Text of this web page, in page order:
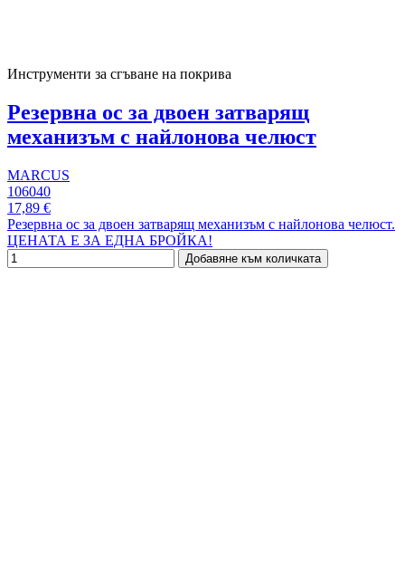
Инструменти за сгъване на покрива
Резервна ос за двоен затварящ
механизъм с найлонова челюст
MARCUS
106040
17,89 €
Резервна ос за двоен затварящ механизъм с найлонова челюст.
ЦЕНАТА Е ЗА ЕДНА БРОЙКА!
Добавяне към количката